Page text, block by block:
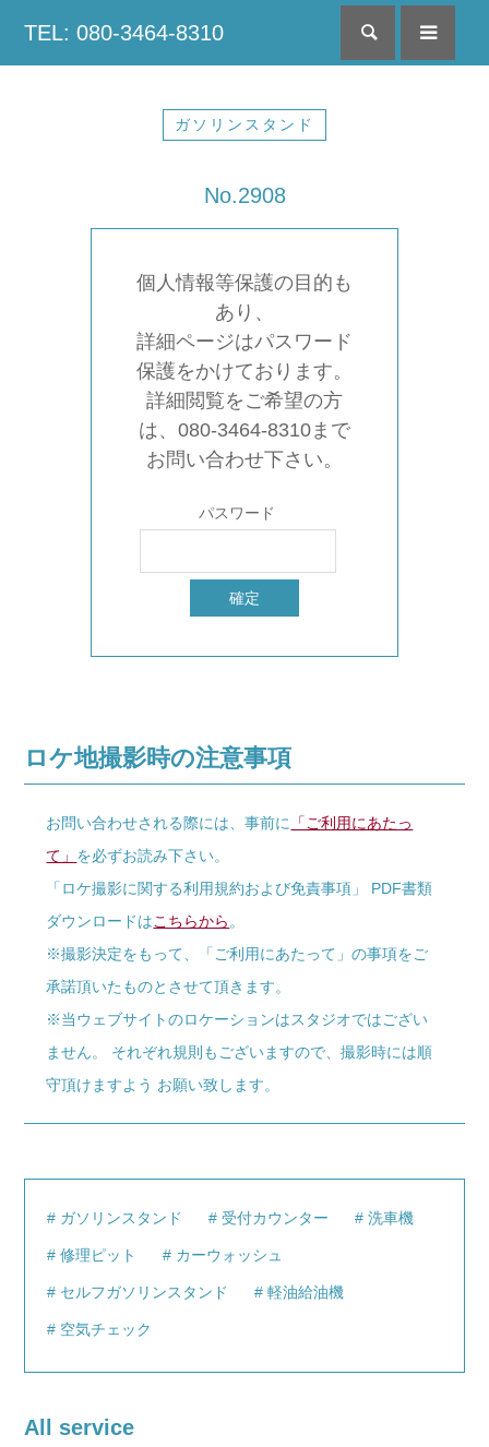
TEL: 080-3464-8310 検索
ガソリンスタンド
No.2908
個人情報等保護の目的も
あり、
詳細ページはパスワード
保護をかけております。
詳細閲覧をご希望の方
は、080-3464-8310まで
お問い合わせ下さい。
パスワード
ロケ地撮影時の注意事項
お問い合わせされる際には、事前に 「ご利用にあたっ
て」 を必ずお読み下さい。
「ロケ撮影に関する利用規約および免責事項」 PDF書類
ダウンロードはこちらから。
※撮影決定をもって、「ご利用にあたって」の事項をご
承諾頂いたものとさせて頂きます。
※当ウェブサイトのロケーションはスタジオではござい
ません。 それぞれ規則もございますので、撮影時には順
守頂けますよう お願い致します。
ガソリンスタンド 受付カウンター 洗車機
修理ピット カーウォッシュ
セルフガソリンスタンド 軽油給油機
空気チェック
All service